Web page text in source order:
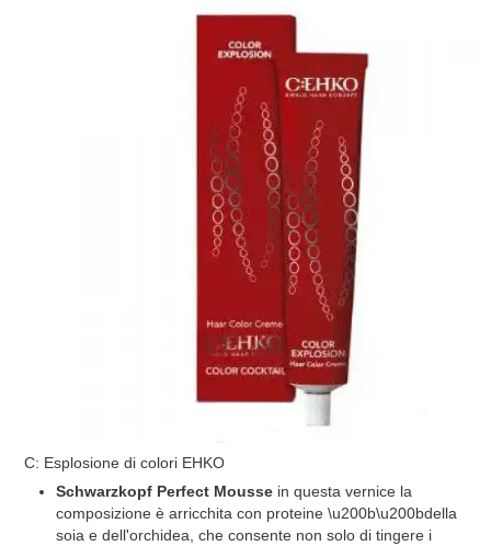
C: Esplosione di colori EHKO
Schwarzkopf Perfect Moussein questa vernice la
composizione è arricchita con proteine ​​\u200b\u200bdella
soia e dell'orchidea, che consente non solo di tingere i